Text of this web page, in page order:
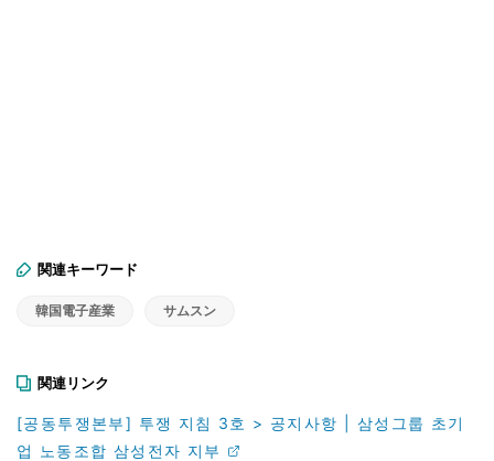
関連キーワード
韓国電子産業 サムスン
関連リンク
[공동투쟁본부] 투쟁 지침 3호 > 공지사항 | 삼성그룹 초기
업 노동조합 삼성전자 지부